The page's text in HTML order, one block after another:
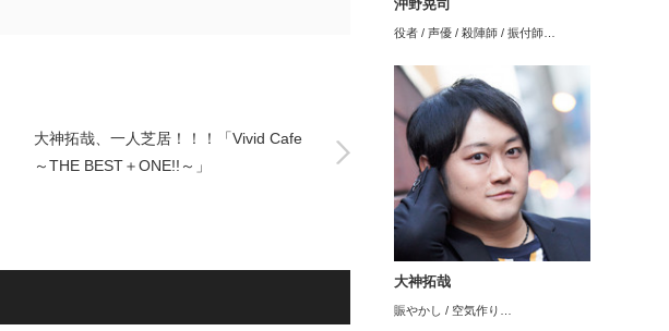
大神拓哉、一人芝居！！！「Vivid Cafe
～THE BEST＋ONE!!～」
沖野晃司
役者 / 声優 / 殺陣師 / 振付師…
大神拓哉
賑やかし / 空気作り…